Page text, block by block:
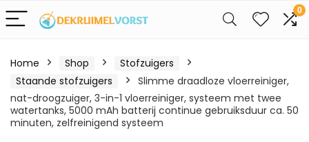
0
Home Shop
Stofzuigers
Staande stofzuigers
Slimme draadloze vloerreiniger,
nat-droogzuiger, 3-in-1 vloerreiniger, systeem met twee
watertanks, 5000 mAh batterij continue gebruiksduur ca. 50
minuten, zelfreinigend systeem